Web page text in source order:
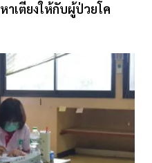
หาเตียงให้กับผู้ป่วยโค